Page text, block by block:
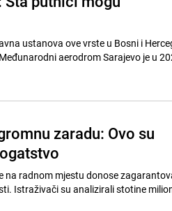
ustanova ove vrste u Bosni i
aerodrom Sarajevo je u
zaradu: Ovo su
na radnom mjestu donose
Istraživači su analizirali stotine